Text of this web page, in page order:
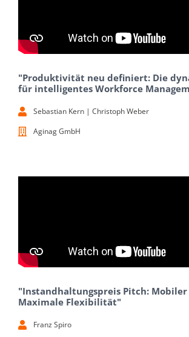
"Produktivität neu definiert: Die
für intelligentes Workforce
Sebastian Kern | Christoph Weber
Aginag GmbH
"Instandhaltungspreis Pitch: Mobiler
Maximale Flexibilität"
Franz Spiro